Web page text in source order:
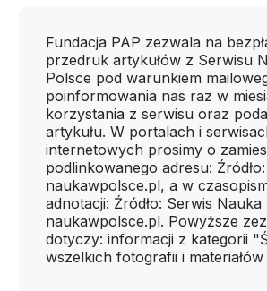
Fundacja PAP zezwala na
przedruk artykułów z Serwisu
Polsce pod warunkiem
poinformowania nas raz w
korzystania z serwisu oraz
artykułu. W portalach i
internetowych prosimy o
podlinkowanego adresu: Źródło:
naukawpolsce.pl, a w
adnotacji: Źródło: Serwis
naukawpolsce.pl. Powyższe
dotyczy: informacji z kategorii
wszelkich fotografii i materiałów